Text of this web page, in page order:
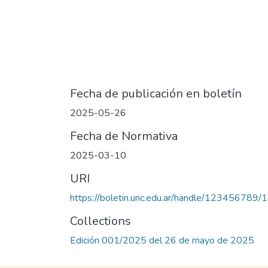
Fecha de publicación en boletín
2025-05-26
Fecha de Normativa
2025-03-10
URI
https://boletin.unc.edu.ar/handle/123456789/
Collections
Edición 001/2025 del 26 de mayo de 2025